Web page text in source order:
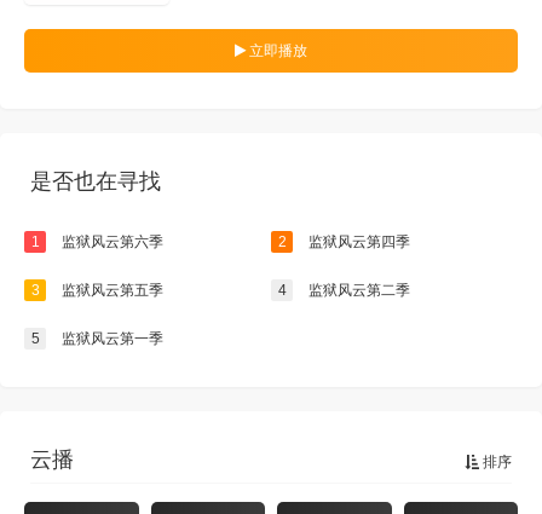
立即播放
是否也在寻找
1 监狱风云第六季 2 监狱风云第四季
3 监狱风云第五季 4 监狱风云第二季
5 监狱风云第一季
排序
云播